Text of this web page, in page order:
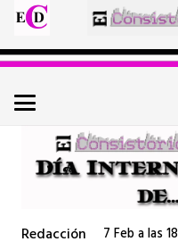
Redacción 7 Feb a las